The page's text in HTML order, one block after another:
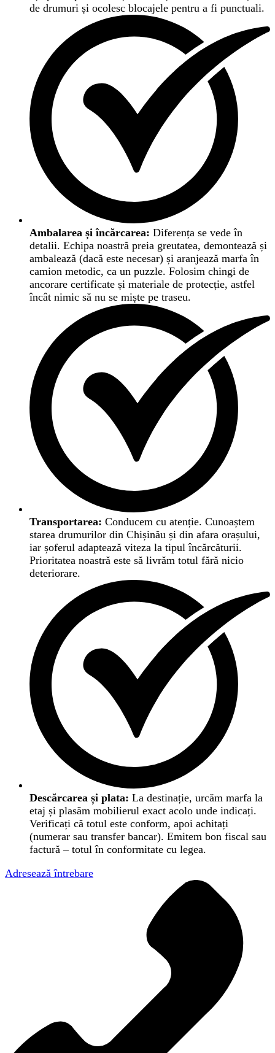
de drumuri și ocolesc blocajele pentru a fi punctuali.
Ambalarea și încărcarea: Diferența se vede în
detalii. Echipa noastră preia greutatea, demontează și
ambalează (dacă este necesar) și aranjează marfa în
camion metodic, ca un puzzle. Folosim chingi de
ancorare certificate și materiale de protecție, astfel
încât nimic să nu se miște pe traseu.
Transportarea: Conducem cu atenție. Cunoaștem
starea drumurilor din Chișinău și din afara orașului,
iar șoferul adaptează viteza la tipul încărcăturii.
Prioritatea noastră este să livrăm totul fără nicio
deteriorare.
Descărcarea și plata: La destinație, urcăm marfa la
etaj și plasăm mobilierul exact acolo unde indicați.
Verificați că totul este conform, apoi achitați
(numerar sau transfer bancar). Emitem bon fiscal sau
factură – totul în conformitate cu legea.
Adresează întrebare